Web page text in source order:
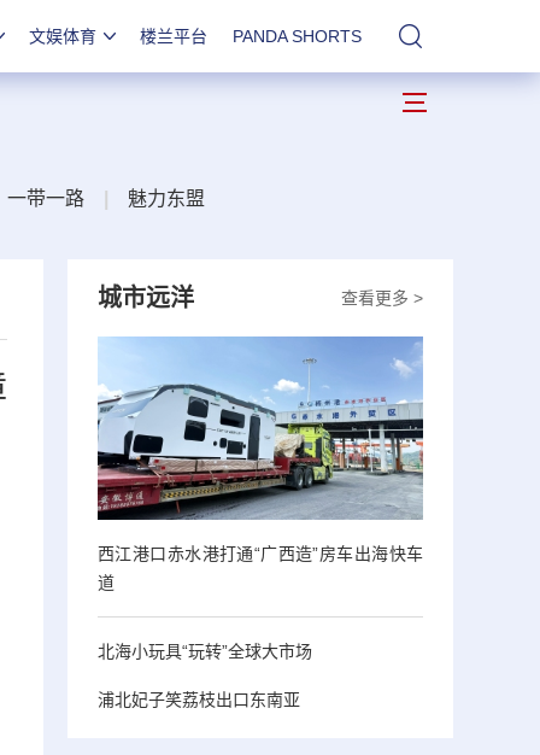
文娱体育 楼兰平台 PANDA SHORTS
一带一路 魅力东盟
查看更多 >
城市远洋
西江港口赤水港打通“广西造”房车出海快车
道
北海小玩具“玩转”全球大市场
浦北妃子笑荔枝出口东南亚